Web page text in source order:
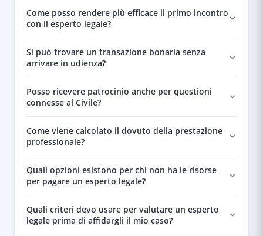
Come posso rendere più efficace il primo incontro
con il esperto legale?
Si può trovare un transazione bonaria senza
arrivare in udienza?
Posso ricevere patrocinio anche per questioni
connesse al Civile?
Come viene calcolato il dovuto della prestazione
professionale?
Quali opzioni esistono per chi non ha le risorse
per pagare un esperto legale?
Quali criteri devo usare per valutare un esperto
legale prima di affidargli il mio caso?